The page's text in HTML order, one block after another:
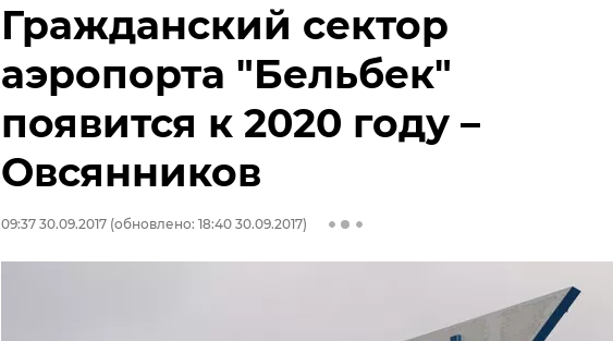
Гражданский сектор
аэропорта "Бельбек"
появится к 2020 году –
Овсянников
09:37 30.09.2017 (обновлено: 18:40 30.09.2017)